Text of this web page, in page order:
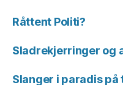
Råttent Politi?
Sladrekjerringer og
Slanger i paradis på